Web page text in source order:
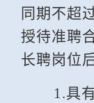
同期不超
授待准聘
长聘岗位
1.具